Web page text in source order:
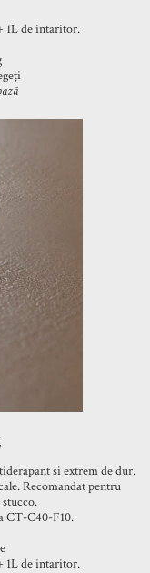
1L de intaritor.
și extrem de dur.
Recomandat pentru
CT-C40-F10.
1L de intaritor.